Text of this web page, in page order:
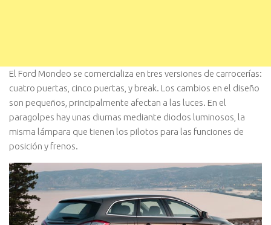
El Ford Mondeo se comercializa en tres versiones de carrocerías:
cuatro puertas, cinco puertas, y break. Los cambios en el diseño
son pequeños, principalmente afectan a las luces. En el
paragolpes hay unas diurnas mediante diodos luminosos, la
misma lámpara que tienen los pilotos para las funciones de
posición y frenos.